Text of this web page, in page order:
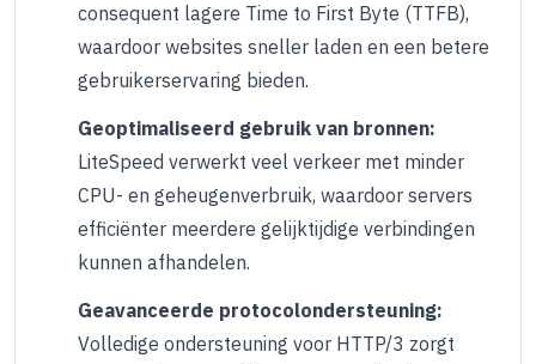
consequent lagere Time to First Byte (TTFB),
waardoor websites sneller laden en een betere
gebruikerservaring bieden.
Geoptimaliseerd gebruik van bronnen:
LiteSpeed verwerkt veel verkeer met minder
CPU- en geheugenverbruik, waardoor servers
efficiënter meerdere gelijktijdige verbindingen
kunnen afhandelen.
Geavanceerde protocolondersteuning:
Volledige ondersteuning voor HTTP/3 zorgt